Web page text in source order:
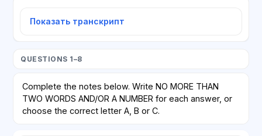
Показать транскрипт
QUESTIONS 1–8
Complete the notes below. Write NO MORE THAN
TWO WORDS AND/OR A NUMBER for each answer, or
choose the correct letter A, B or C.